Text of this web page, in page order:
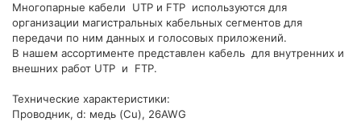
Многопарные кабели UTP и FTP используются для
организации магистральных кабельных сегментов для
передачи по ним данных и голосовых приложений.
В нашем ассортименте представлен кабель для внутренних и
внешних работ UTP и FTP.
Технические характеристики:
Проводник, d: медь (Cu), 26AWG